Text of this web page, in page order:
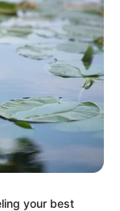
your best